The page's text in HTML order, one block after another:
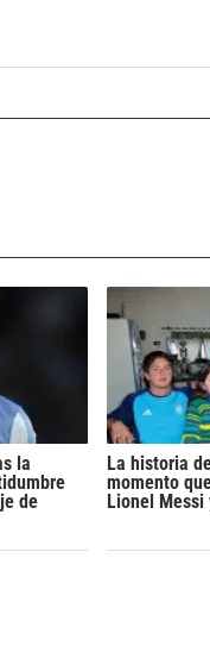
la
de
La historia
momento
Lionel